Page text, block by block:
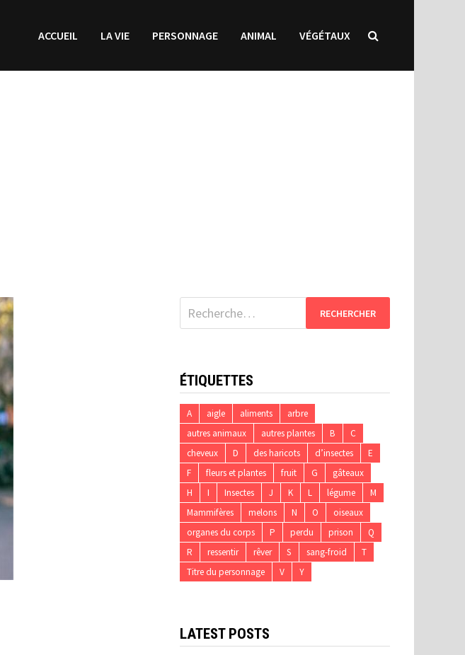
ACCUEIL LA VIE PERSONNAGE ANIMAL VÉGÉTAUX
Rechercher :
ÉTIQUETTES
A aigle aliments
arbre
autres animaux
autres plantes B
C
cheveux
D des haricots d’insectes
E
F
fleurs et plantes fruit G
gâteaux
H
I Insectes J K L légume
M
Mammifères
melons N O
oiseaux
organes du corps
P perdu prison
Q
R
ressentir rêver S sang-froid
T
Titre du personnage
V Y
LATEST POSTS